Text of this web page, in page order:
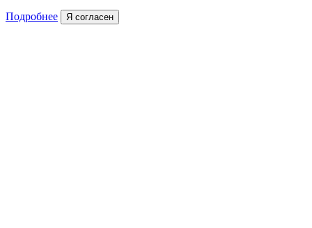
Подробнее Я согласен